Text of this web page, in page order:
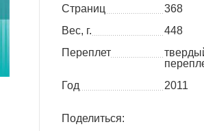
Страниц
368
Вес, г.
448
Переплет
Год
2011
Поделиться: